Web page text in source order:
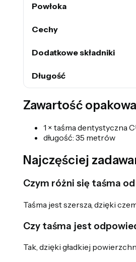
Powłoka
Cechy
Dodatkowe składniki
Długość
Zawartość
1 × taśma dentystyczna
długość: 35 metrów
Najczęściej
Czym różni się taśma
Taśma jest szersza, dzięki
Czy taśma jest
Tak, dzięki gładkiej